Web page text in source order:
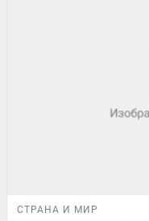
СТРАНА И МИР